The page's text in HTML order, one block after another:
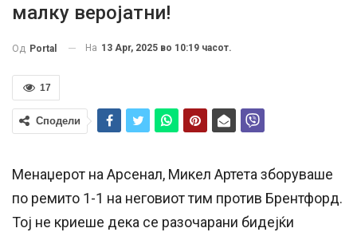
малку веројатни!
Од Portal На 13 Apr, 2025 во 10:19 часот.
17
Сподели
Менаџерот на Арсенал, Микел Артета зборуваше
по ремито 1-1 на неговиот тим против Брентфорд.
Тој не криеше дека се разочарани бидејќи